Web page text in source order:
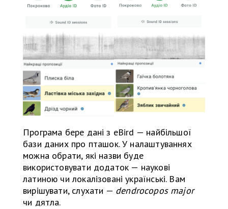
Програма бере дані з eBird — найбільшої
бази даних про пташок. У налаштуваннях
можна обрати, які назви буде
використовувати додаток — наукові
латиною чи локалізовані українські. Вам
вирішувати, слухати — dendrocopos major
чи дятла.